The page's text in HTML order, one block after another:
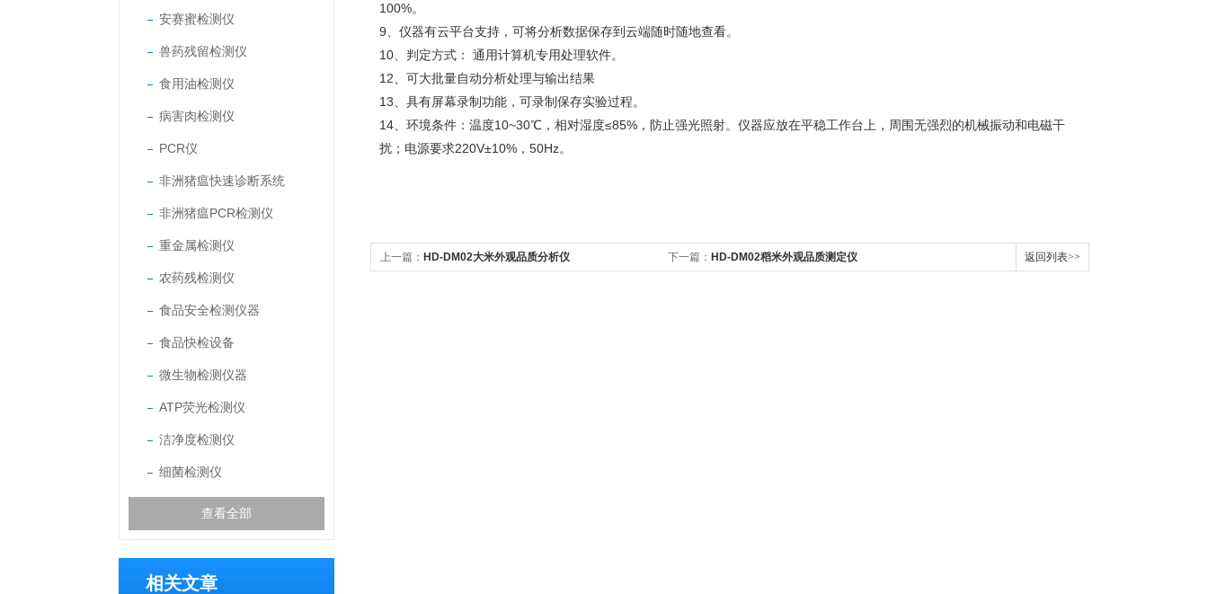
安赛蜜检测仪
兽药残留检测仪
食用油检测仪
病害肉检测仪
PCR仪
非洲猪瘟快速诊断系统
非洲猪瘟PCR检测仪
重金属检测仪
农药残检测仪
食品安全检测仪器
食品快检设备
微生物检测仪器
ATP荧光检测仪
洁净度检测仪
细菌检测仪
查看全部
相关文章
100%。
9、仪器有云平台支持，可将分析数据保存到云端随时随地查看。
10、判定方式： 通用计算机专用处理软件。
12、可大批量自动分析处理与输出结果
13、具有屏幕录制功能，可录制保存实验过程。
14、环境条件：温度10~30℃，相对湿度≤85%，防止强光照射。仪器应放在平稳工作台上，周围无强烈的机械振动和电磁干
扰；电源要求220V±10%，50Hz。
上一篇： HD-DM02大米外观品质分析仪 下一篇： HD-DM02稻米外观品质测定仪 返回列表>>